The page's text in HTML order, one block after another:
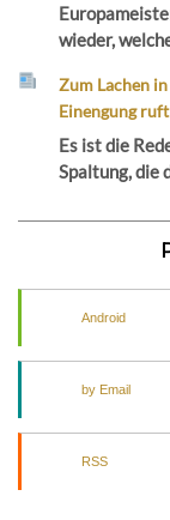
wieder,
Zum Lachen
Einengung
Es ist die
Spaltung, die
Android
by Email
RSS